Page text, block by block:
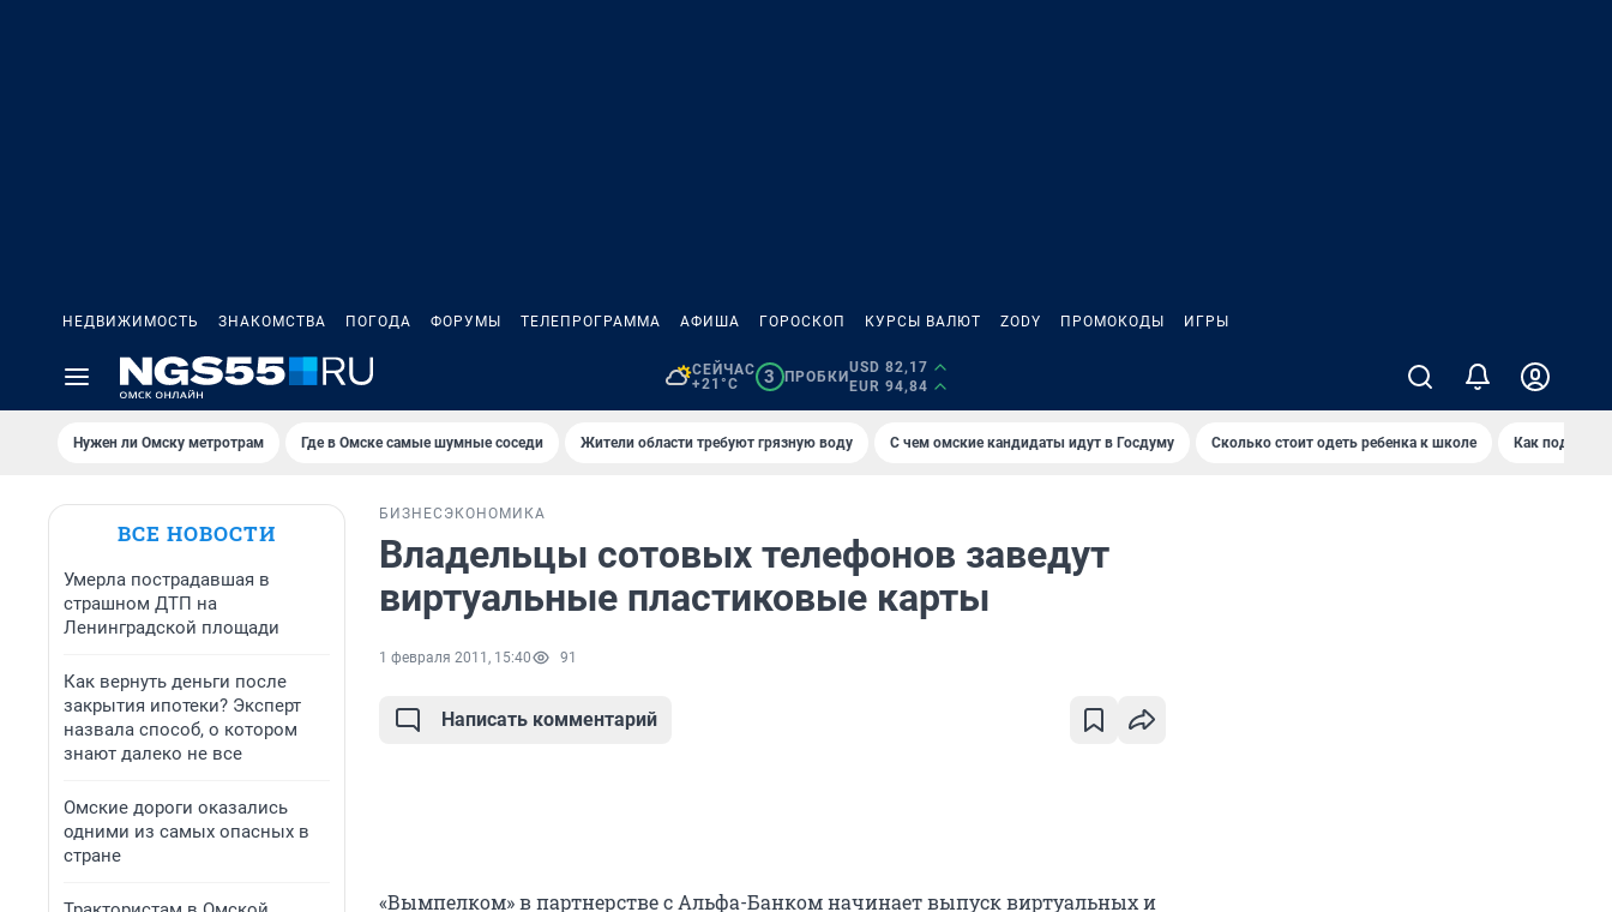
НЕДВИЖИМОСТЬ ЗНАКОМСТВА ПОГОДА ФОРУМЫ ТЕЛЕПРОГРАММА АФИША ГОРОСКОП КУРСЫ ВАЛЮТ ZODY ПРОМОКОДЫ ИГРЫ
СЕЙЧАС
+21°C
3 ПРОБКИ
USD 82,17
EUR 94,84
Нужен ли Омску метротрам Где в Омске самые шумные соседи Жители области требуют грязную воду С чем омские кандидаты идут в Госдуму Сколько стоит одеть ребенка к школе Как
ВСЕ НОВОСТИ
Умерла пострадавшая в
страшном ДТП на
Ленинградской площади
Как вернуть деньги после
закрытия ипотеки? Эксперт
назвала способ, о котором
знают далеко не все
Омские дороги оказались
одними из самых опасных в
стране
БИЗНЕС ЭКОНОМИКА
Владельцы сотовых телефонов заведут
виртуальные пластиковые карты
1 февраля 2011, 15:40 91
Написать комментарий
«Вымпелком» в партнерстве с Альфа-Банком начинает выпуск виртуальных и